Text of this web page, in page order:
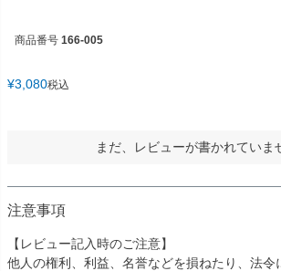
商品番号 166-005
¥3,080税込
まだ、レビューが書かれていま
注意事項
【レビュー記入時のご注意】
他人の権利、利益、名誉などを損ねたり、法令